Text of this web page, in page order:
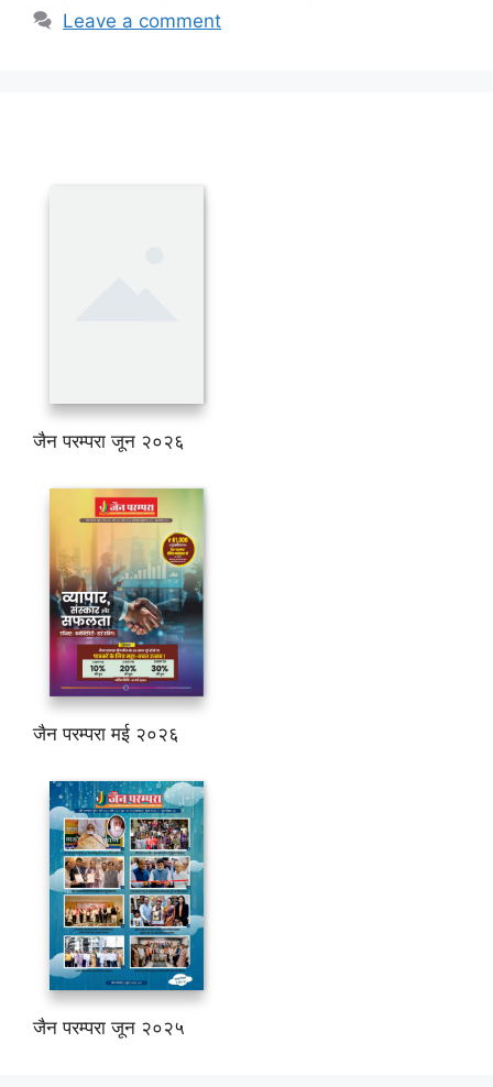
Leave a comment
जैन परम्परा जून २०२६
जैन परम्परा मई २०२६
जैन परम्परा जून २०२५